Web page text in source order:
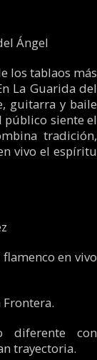
Ángel
los tablaos más
La Guarida del
guitarra y baile
siente el
tradición,
vivo el espíritu
en vivo
Frontera.
diferente con
trayectoria.